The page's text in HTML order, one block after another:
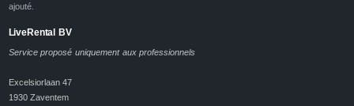
ajouté.
LiveRental BV
Service proposé uniquement aux professionnels
Excelsiorlaan 47
1930 Zaventem